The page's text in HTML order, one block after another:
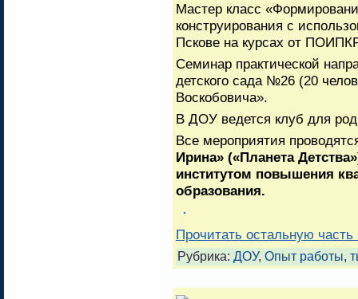
Мастер класс
конструирования с
Пскове на курсах от
Семинар практической
детского сада №26 (20
Воскобовича».
В ДОУ ведется клуб для
Все мероприятия
Ирина» («Планета
институтом повышения
образования.
Прочитать остальную часть
Рубрика: ДОУ, Опыт работы,